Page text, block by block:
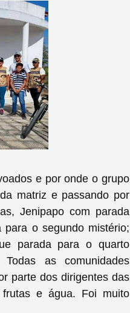
e por onde o grupo
matriz e passando por
Jenipapo com parada
o segundo mistério;
parada para o quarto
as comunidades
parte dos dirigentes das
e água. Foi muito